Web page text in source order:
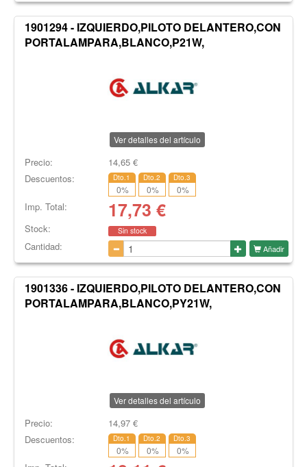
1901294 - IZQUIERDO,PILOTO DELANTERO,CON
PORTALAMPARA,BLANCO,P21W,
Ver detalles del artículo
Precio: 14,65€
Descuentos:
Dto.1
0%
Dto.2
0%
Dto.3
0%
Imp. Total: 17,73 €
Stock: Sin stock
Cantidad: Añadir
1901336 - IZQUIERDO,PILOTO DELANTERO,CON
PORTALAMPARA,BLANCO,PY21W,
Ver detalles del artículo
Precio: 14,97€
Descuentos:
Dto.1
0%
Dto.2
0%
Dto.3
0%